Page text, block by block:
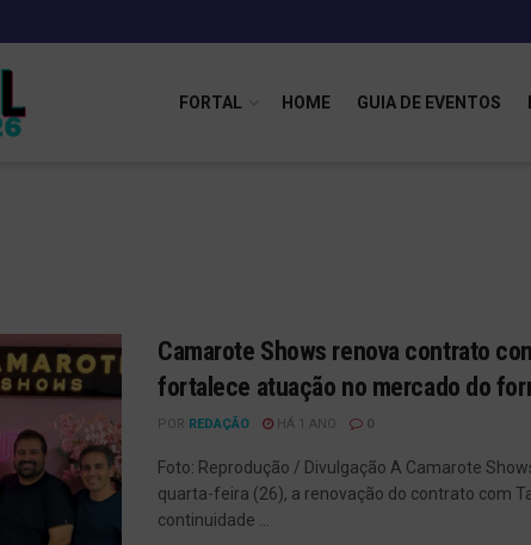
FORTAL HOME GUIA DE EVENTOS
Camarote Shows renova contrato
fortalece atuação no mercado do
POR REDAÇÃO HÁ 1 ANO 0
Foto: Reprodução / Divulgação A Camarote
quarta-feira (26), a renovação do contrato com
continuidade ...